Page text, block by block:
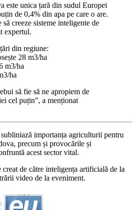
este unica țară din sudul Europei
de 0,4% din apa pe care o are.
creeze sisteme inteligente de
expertul.
din regiune:
28 m3/ha
m3/ha
ha
să fie să ne apropiem de
cel puțin”, a menționat
importanța agriculturii pentru
precum și provocările și
acest sector vital.
creat de către inteligența artificială de la
video de la eveniment.